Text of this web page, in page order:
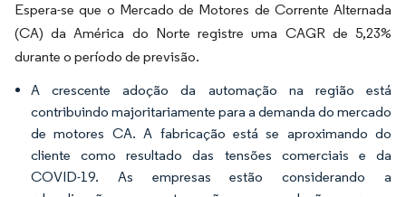
Espera-se que o Mercado de Motores de Corrente Alternada
(CA) da América do Norte registre uma CAGR de 5,23%
durante o período de previsão.
A crescente adoção da automação na região está
contribuindo majoritariamente para a demanda do mercado
de motores CA. A fabricação está se aproximando do
cliente como resultado das tensões comerciais e da
COVID-19. As empresas estão considerando a